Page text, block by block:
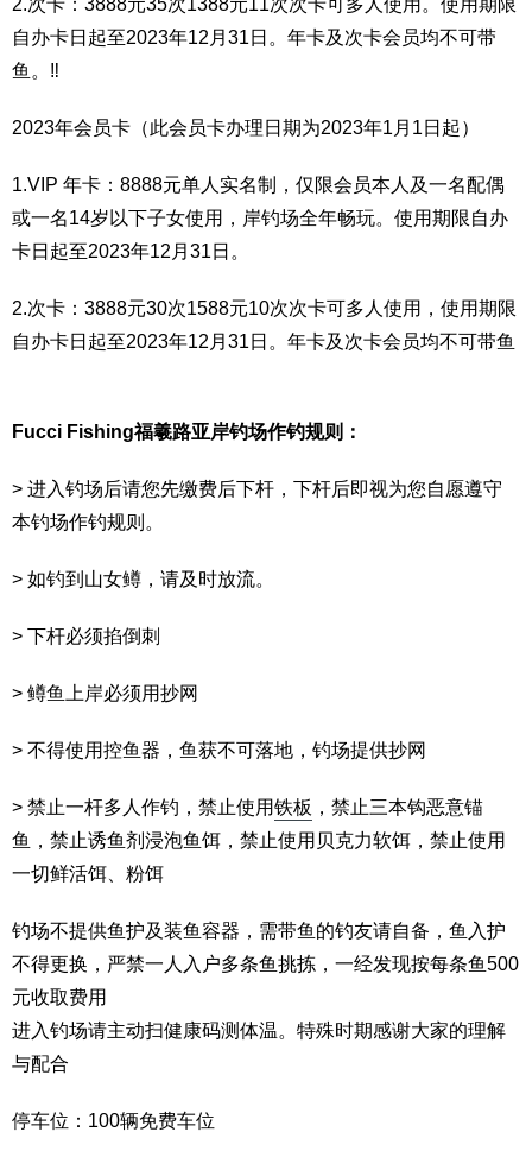
2.次卡：3888元35次1388元11次次卡可多人使用。使用期限
自办卡日起至2023年12月31日。年卡及次卡会员均不可带
鱼。‼️
2023年会员卡（此会员卡办理日期为2023年1月1日起）
1.VIP 年卡：8888元单人实名制，仅限会员本人及一名配偶
或一名14岁以下子女使用，岸钓场全年畅玩。使用期限自办
卡日起至2023年12月31日。
2.次卡：3888元30次1588元10次次卡可多人使用，使用期限
自办卡日起至2023年12月31日。年卡及次卡会员均不可带鱼
Fucci Fishing福羲路亚岸钓场作钓规则：
> 进入钓场后请您先缴费后下杆，下杆后即视为您自愿遵守
本钓场作钓规则。
> 如钓到山女鳟，请及时放流。
> 下杆必须掐倒刺
> 鳟鱼上岸必须用抄网
> 不得使用控鱼器，鱼获不可落地，钓场提供抄网
> 禁止一杆多人作钓，禁止使用铁板 ，禁止三本钩恶意锚
鱼，禁止诱鱼剂浸泡鱼饵，禁止使用贝克力软饵，禁止使用
一切鲜活饵、粉饵
钓场不提供鱼护及装鱼容器，需带鱼的钓友请自备，鱼入护
不得更换，严禁一人入户多条鱼挑拣，一经发现按每条鱼500
元收取费用
进入钓场请主动扫健康码测体温。特殊时期感谢大家的理解
与配合
停车位：100辆免费车位